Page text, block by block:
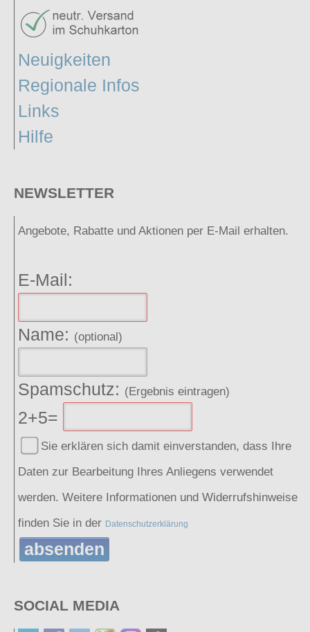
Neuigkeiten
Regionale Infos
Links
Hilfe
NEWSLETTER
Angebote, Rabatte und Aktionen per E-Mail erhalten.
E-Mail:
Name: (optional)
Spamschutz: (Ergebnis eintragen)
2+5=
Sie erklären sich damit einverstanden, dass Ihre
Daten zur Bearbeitung Ihres Anliegens verwendet
werden. Weitere Informationen und Widerrufshinweise
finden Sie in der Datenschutzerklärung
absenden
SOCIAL MEDIA